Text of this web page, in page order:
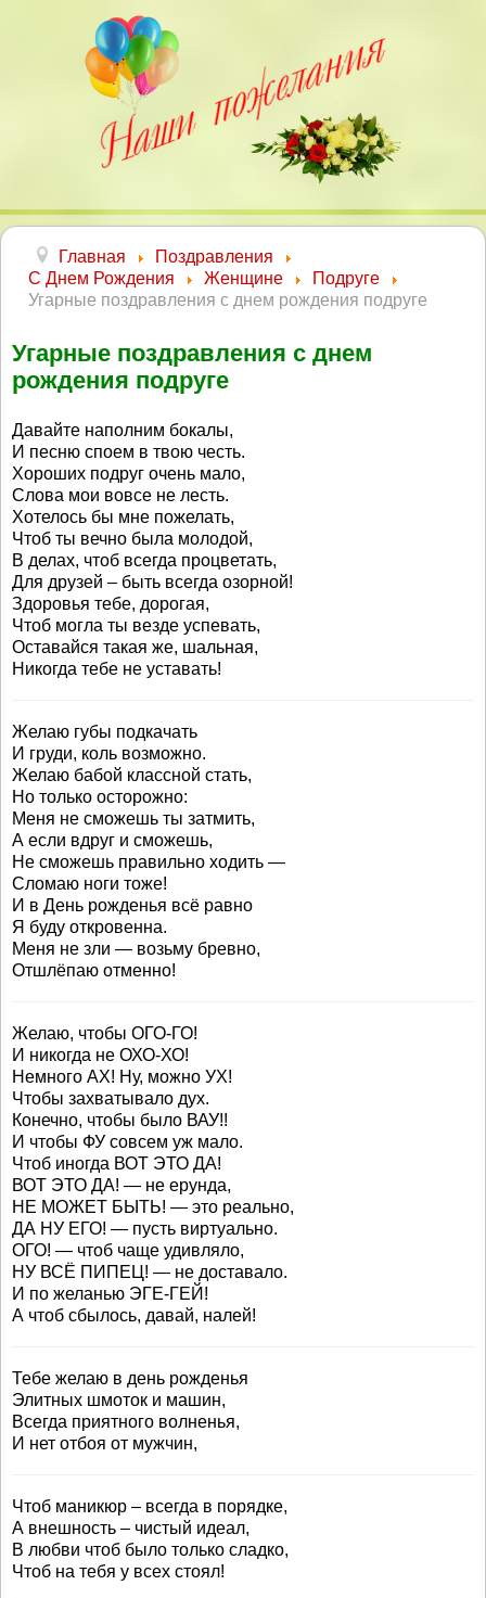
Главная
Поздравления
С Днем Рождения
Женщине
Подруге
Угарные поздравления с днем рождения подруге
Угарные поздравления с днем
рождения подруге
Давайте наполним бокалы,
И песню споем в твою честь.
Хороших подруг очень мало,
Слова мои вовсе не лесть.
Хотелось бы мне пожелать,
Чтоб ты вечно была молодой,
В делах, чтоб всегда процветать,
Для друзей – быть всегда озорной!
Здоровья тебе, дорогая,
Чтоб могла ты везде успевать,
Оставайся такая же, шальная,
Никогда тебе не уставать!
Желаю губы подкачать
И груди, коль возможно.
Желаю бабой классной стать,
Но только осторожно:
Меня не сможешь ты затмить,
А если вдруг и сможешь,
Не сможешь правильно ходить —
Сломаю ноги тоже!
И в День рожденья всё равно
Я буду откровенна.
Меня не зли — возьму бревно,
Отшлёпаю отменно!
Желаю, чтобы ОГО-ГО!
И никогда не ОХО-ХО!
Немного АХ! Ну, можно УХ!
Чтобы захватывало дух.
Конечно, чтобы было ВАУ!!
И чтобы ФУ совсем уж мало.
Чтоб иногда ВОТ ЭТО ДА!
ВОТ ЭТО ДА! — не ерунда,
НЕ МОЖЕТ БЫТЬ! — это реально,
ДА НУ ЕГО! — пусть виртуально.
ОГО! — чтоб чаще удивляло,
НУ ВСЁ ПИПЕЦ! — не доставало.
И по желанью ЭГЕ-ГЕЙ!
А чтоб сбылось, давай, налей!
Тебе желаю в день рожденья
Элитных шмоток и машин,
Всегда приятного волненья,
И нет отбоя от мужчин,
Чтоб маникюр – всегда в порядке,
А внешность – чистый идеал,
В любви чтоб было только сладко,
Чтоб на тебя у всех стоял!